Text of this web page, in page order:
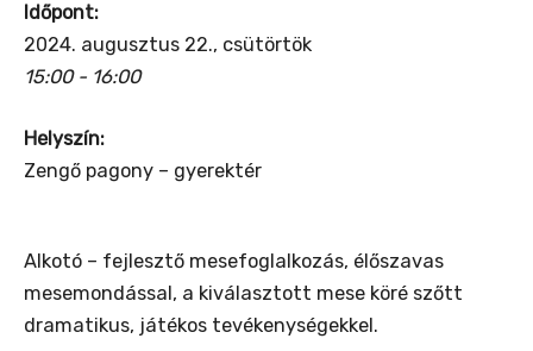
Időpont:
2024. augusztus 22., csütörtök
15:00 - 16:00
Helyszín:
Zengő pagony – gyerektér
Alkotó – fejlesztő mesefoglalkozás, élőszavas
mesemondással, a kiválasztott mese köré szőtt
dramatikus, játékos tevékenységekkel.